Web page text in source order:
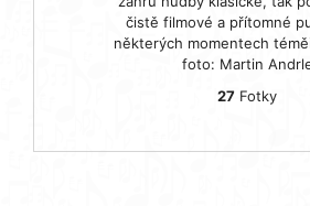
čistě filmové a přítomné
některých momentech
foto: Martin
27 Fotky